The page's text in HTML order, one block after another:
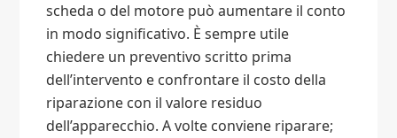
scheda o del motore può aumentare il conto
in modo significativo. È sempre utile
chiedere un preventivo scritto prima
dell’intervento e confrontare il costo della
riparazione con il valore residuo
dell’apparecchio. A volte conviene riparare;